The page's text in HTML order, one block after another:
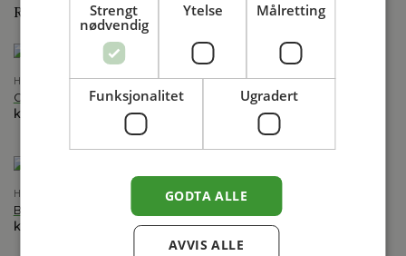
RELATERTE PRODUKTER
HADDONSTONE
Caesar Augustus byste
kr
inkl. mva
HADDONSTONE
Element Air
17,500.00
HADDONSTONE
Bacchante
kr
HADDONSTONE
Lancelot Capability Brown
kr11,950.00
Strengt
nødvendig
Ytelse Målretting
Funksjonalitet Ugradert
GODTA ALLE
AVVIS ALLE